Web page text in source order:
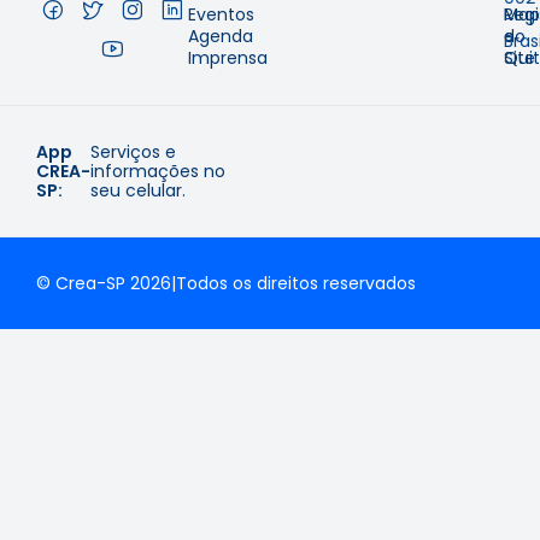
Eventos
Agenda
Imprensa
e
do
Site
–
App
CREA-
SP:
Serviços e
informações no
seu celular.
© Crea-SP 2026|Todos os direitos reservados